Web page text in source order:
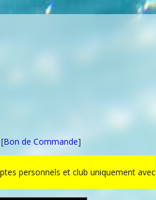
Bon de Commande]
personnels et club uniquement avec